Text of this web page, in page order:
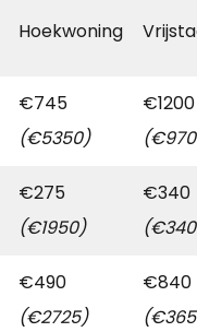
Hoekwoning
€745
(€5350)
€1200
€275
(€1950)
€340
€490
(€2725)
€840